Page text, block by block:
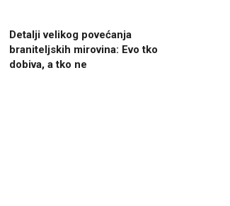
Detalji velikog povećanja
braniteljskih mirovina: Evo tko
dobiva, a tko ne